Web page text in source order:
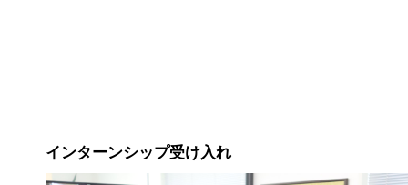
インターンシップ受け入れ